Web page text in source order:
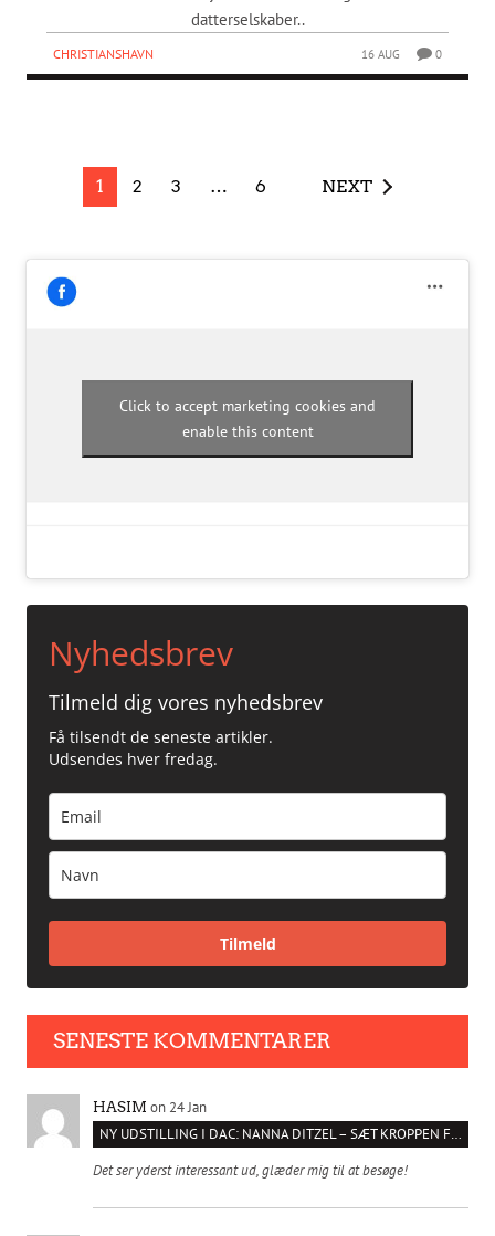
datterselskaber..
CHRISTIANSHAVN 16 AUG 0
1 2 3 … 6 NEXT
Click to accept marketing cookies and
enable this content
Nyhedsbrev
Tilmeld dig vores nyhedsbrev
Få tilsendt de seneste artikler.
Udsendes hver fredag.
Tilmeld
SENESTE KOMMENTARER
HASIM on 24 Jan
NY UDSTILLING I DAC: NANNA DITZEL – SÆT KROPPEN FRI
Det ser yderst interessant ud, glæder mig til at besøge!